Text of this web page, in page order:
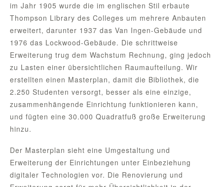
im Jahr 1905 wurde die im englischen Stil erbaute
Thompson Library des Colleges um mehrere Anbauten
erweitert, darunter 1937 das Van Ingen-Gebäude und
1976 das Lockwood-Gebäude. Die schrittweise
Erweiterung trug dem Wachstum Rechnung, ging jedoch
zu Lasten einer übersichtlichen Raumaufteilung. Wir
erstellten einen Masterplan, damit die Bibliothek, die
2.250 Studenten versorgt, besser als eine einzige,
zusammenhängende Einrichtung funktionieren kann,
und fügten eine 30.000 Quadratfuß große Erweiterung
hinzu.
Der Masterplan sieht eine Umgestaltung und
Erweiterung der Einrichtungen unter Einbeziehung
digitaler Technologien vor. Die Renovierung und